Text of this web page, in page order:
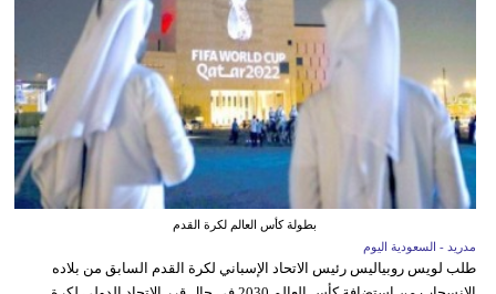
بطولة كأس العالم لكرة القدم
مدريد - السعودية اليوم
طلب لويس روبياليس رئيس الاتحاد الإسباني لكرة القدم السابق من بلاده